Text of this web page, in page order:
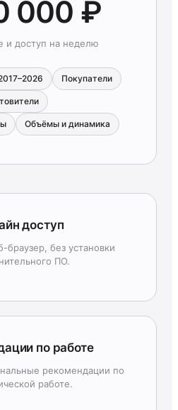
000 ₽
и доступ на неделю
Покупатели
Объёмы и динамика
доступ
браузер, без установки
ПО.
по работе
рекомендации по
работе.